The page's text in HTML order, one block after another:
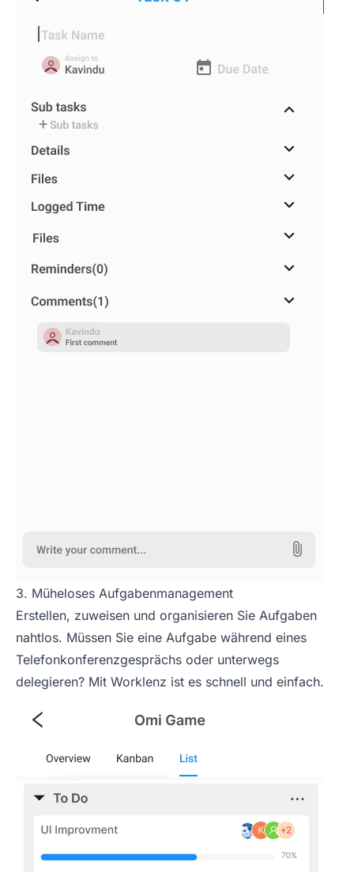
3. Müheloses Aufgabenmanagement
Erstellen, zuweisen und organisieren Sie Aufgaben
nahtlos. Müssen Sie eine Aufgabe während eines
Telefonkonferenzgesprächs oder unterwegs
delegieren? Mit Worklenz ist es schnell und einfach.